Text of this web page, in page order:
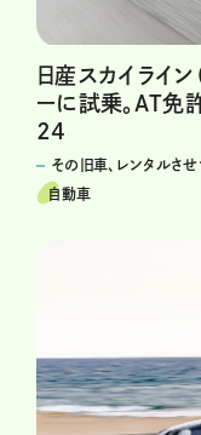
日産スカイライ
ーに試乗。AT免
24
その旧車、レンタルさ
自動車